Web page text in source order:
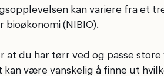
kan variere fra et
(NIBIO).
at du har tørr ved og passe
være vanskelig å finne ut